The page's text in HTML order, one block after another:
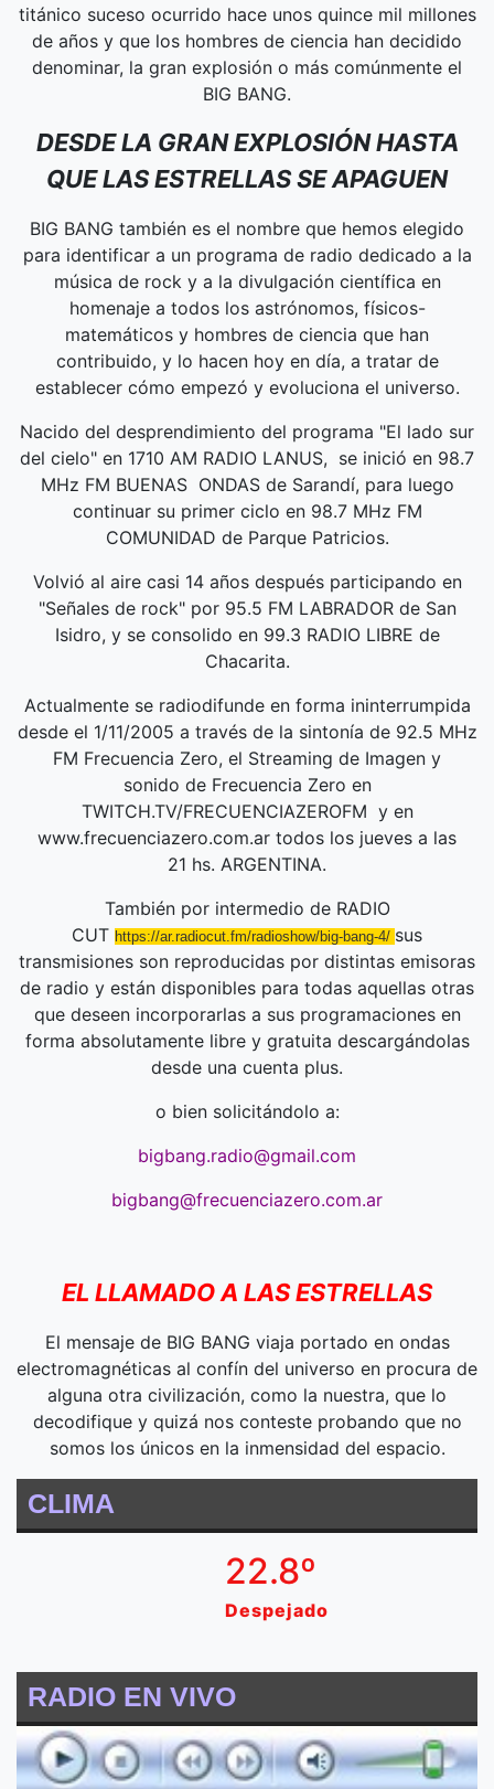
titánico suceso ocurrido hace unos quince mil millones
de años y que los hombres de ciencia han decidido
denominar, la gran explosión o más comúnmente el
BIG BANG.
DESDE LA GRAN EXPLOSIÓN HASTA
QUE LAS ESTRELLAS SE APAGUEN
BIG BANG también es el nombre que hemos elegido
para identificar a un programa de radio dedicado a la
música de rock y a la divulgación científica en
homenaje a todos los astrónomos, físicos-
matemáticos y hombres de ciencia que han
contribuido, y lo hacen hoy en día, a tratar de
establecer cómo empezó y evoluciona el universo.
Nacido del desprendimiento del programa "El lado sur
del cielo" en 1710 AM RADIO LANUS, se inició en 98.7
MHz FM BUENAS ONDAS de Sarandí, para luego
continuar su primer ciclo en 98.7 MHz FM
COMUNIDAD de Parque Patricios.
Volvió al aire casi 14 años después participando en
"Señales de rock" por 95.5 FM LABRADOR de San
Isidro, y se consolido en 99.3 RADIO LIBRE de
Chacarita.
Actualmente se radiodifunde en forma ininterrumpida
desde el 1/11/2005 a través de la sintonía de 92.5 MHz
FM Frecuencia Zero, el Streaming de Imagen y
sonido de Frecuencia Zero en
TWITCH.TV/FRECUENCIAZEROFM y en
www.frecuenciazero.com.ar todos los jueves a las
21 hs. ARGENTINA.
También por intermedio de RADIO
CUT https://ar.radiocut.fm/radioshow/big-bang-4/ sus
transmisiones son reproducidas por distintas emisoras
de radio y están disponibles para todas aquellas otras
que deseen incorporarlas a sus programaciones en
forma absolutamente libre y gratuita descargándolas
desde una cuenta plus.
o bien solicitándolo a:
bigbang.radio@gmail.com
bigbang@frecuenciazero.com.ar
EL LLAMADO A LAS ESTRELLAS
El mensaje de BIG BANG viaja portado en ondas
electromagnéticas al confín del universo en procura de
alguna otra civilización, como la nuestra, que lo
decodifique y quizá nos conteste probando que no
somos los únicos en la inmensidad del espacio.
CLIMA
22.8º
Despejado
RADIO EN VIVO